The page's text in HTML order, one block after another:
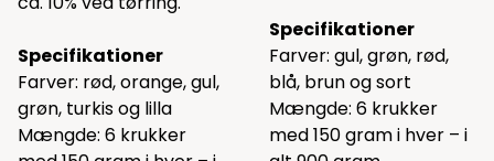
Specifikationer
Farver: rød, orange, gul,
grøn, turkis og lilla
Mængde: 6 krukker
Specifikationer
Farver: gul, grøn, rød,
blå, brun og sort
Mængde: 6 krukker
med 150 gram i hver – i